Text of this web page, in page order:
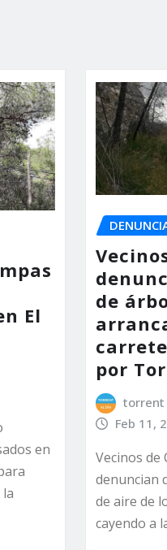
El
en
de
por
torrent
Feb 11,
Vecinos de
denuncian
de aire de
cayendo a